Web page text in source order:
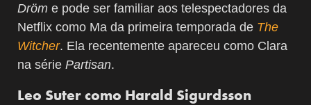
Dröm e pode ser familiar aos telespectadores da
Netflix como Ma da primeira temporada de The
Witcher. Ela recentemente apareceu como Clara
na série Partisan.
Leo Suter como Harald Sigurdsson